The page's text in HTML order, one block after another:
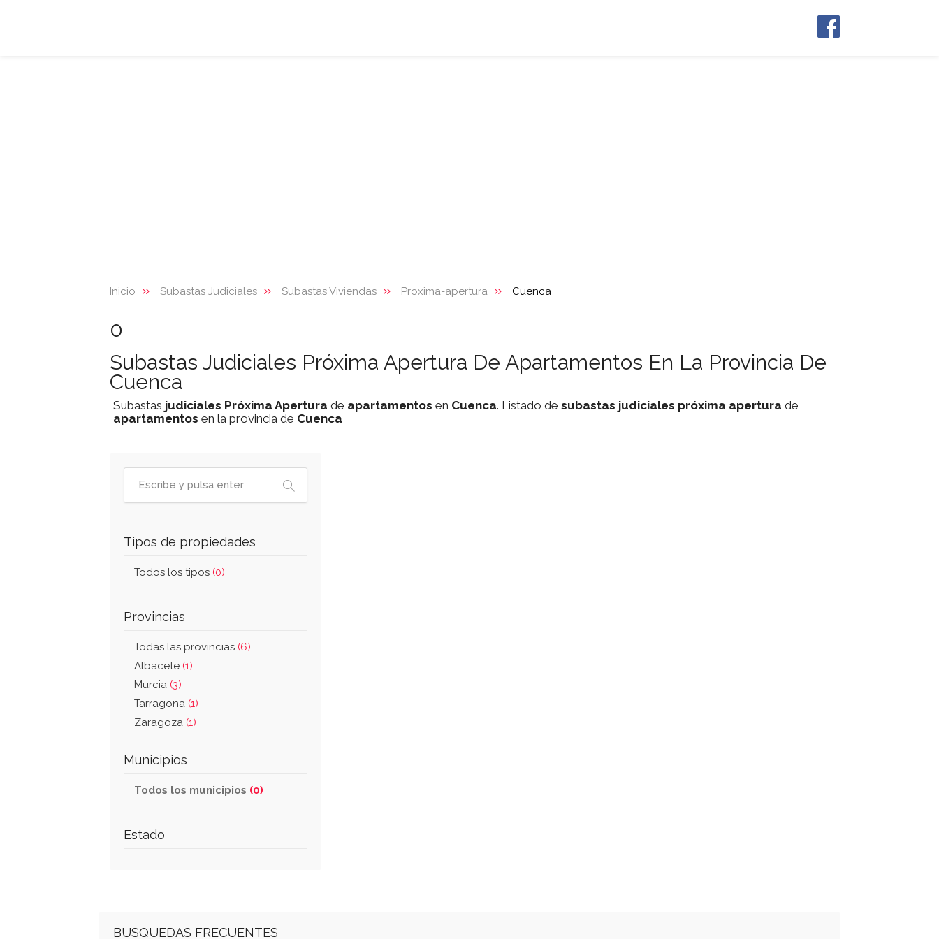
Inicio Subastas Judiciales Subastas Viviendas Proxima-apertura Cuenca
0
Subastas Judiciales Próxima Apertura De Apartamentos En La Provincia De
Cuenca
Subastas judiciales Próxima Apertura de apartamentos en Cuenca. Listado de subastas judiciales próxima apertura de
apartamentos en la provincia de Cuenca
Tipos de propiedades
Todos los tipos (0)
Provincias
Todas las provincias (6)
Albacete (1)
Murcia (3)
Tarragona (1)
Zaragoza (1)
Municipios
Todos los municipios (0)
Estado
BUSQUEDAS FRECUENTES